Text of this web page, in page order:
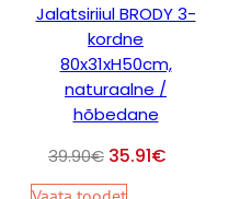
Jalatsiriiul BRODY 3-
kordne
80x31xH50cm,
naturaalne /
hõbedane
39.90€ 35.91€